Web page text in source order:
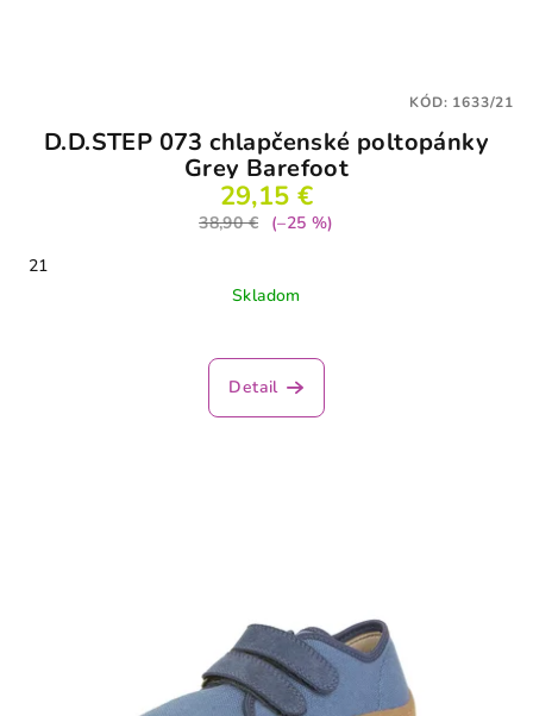
D.D.STEP 073 chlapčenské poltopánky
Grey Barefoot
29,15 €
38,90 €
(–25 %)
21
Skladom
Detail
KÓD: 1633/21